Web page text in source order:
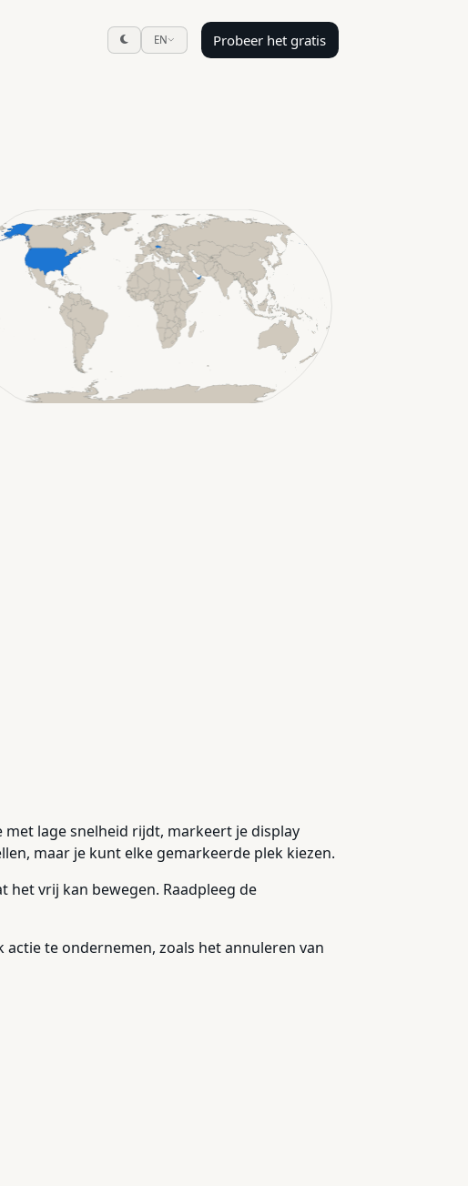
EN Probeer het gratis
met lage snelheid rijdt, markeert je display
maar je kunt elke gemarkeerde plek kiezen.
vrij kan bewegen. Raadpleeg de
te ondernemen, zoals het annuleren van